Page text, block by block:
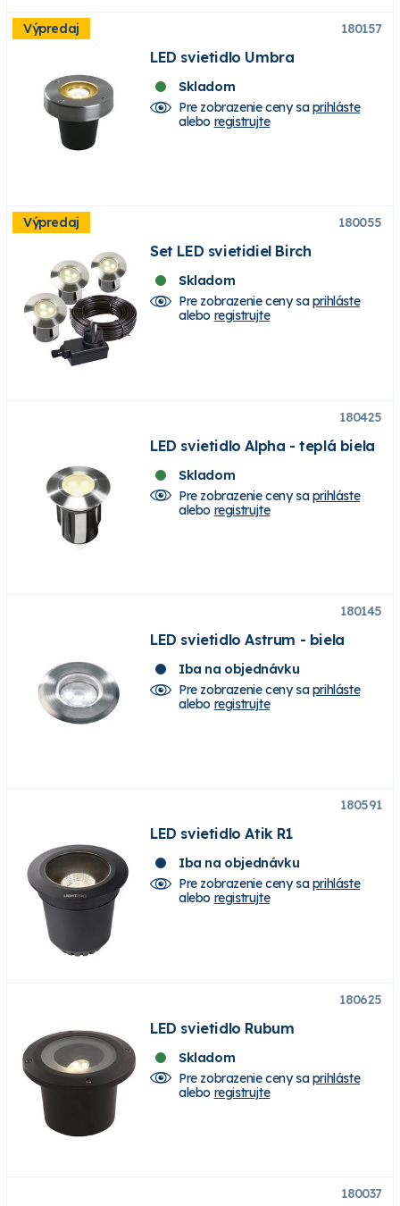
Výpredaj 180157
LED svietidlo Umbra
Skladom
Pre zobrazenie ceny saprihláste
alebo registrujte
Výpredaj 180055
Set LED svietidiel Birch
Skladom
Pre zobrazenie ceny saprihláste
alebo registrujte
180425
LED svietidlo Alpha - teplá biela
Skladom
Pre zobrazenie ceny saprihláste
alebo registrujte
180145
LED svietidlo Astrum - biela
Iba na objednávku
Pre zobrazenie ceny saprihláste
alebo registrujte
180591
LED svietidlo Atik R1
Iba na objednávku
Pre zobrazenie ceny saprihláste
alebo registrujte
180625
LED svietidlo Rubum
Skladom
Pre zobrazenie ceny saprihláste
alebo registrujte
180037